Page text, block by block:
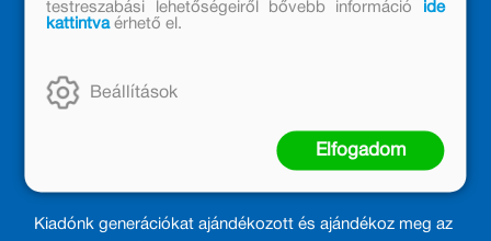
MÓRA KÖNYVKIADÓ – 1950 ÓTA
Kiadónk generációkat ajándékozott és ajándékoz meg az
testreszabási lehetőségeiről bővebb információ
ide
kattintvaérhető el.
Beállítások
Elfogadom